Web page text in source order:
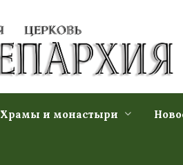
Храмы и монастыри